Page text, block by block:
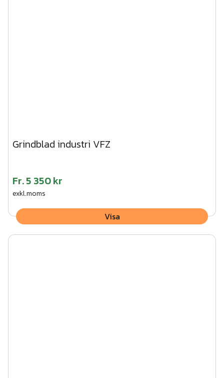
Grindblad industri VFZ
Fr.5 350 kr
exkl.moms
Visa